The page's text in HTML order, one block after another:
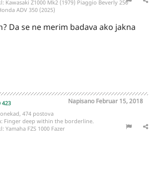
Kawasaki Z1000 Mk2 (1979) Piaggio Beverly 250
ADV 350 (2025)
Da se ne merim badava ako jakna
423 Napisano Februar 15, 2018
474 postova
Finger deep within the borderline.
Yamaha FZS 1000 Fazer